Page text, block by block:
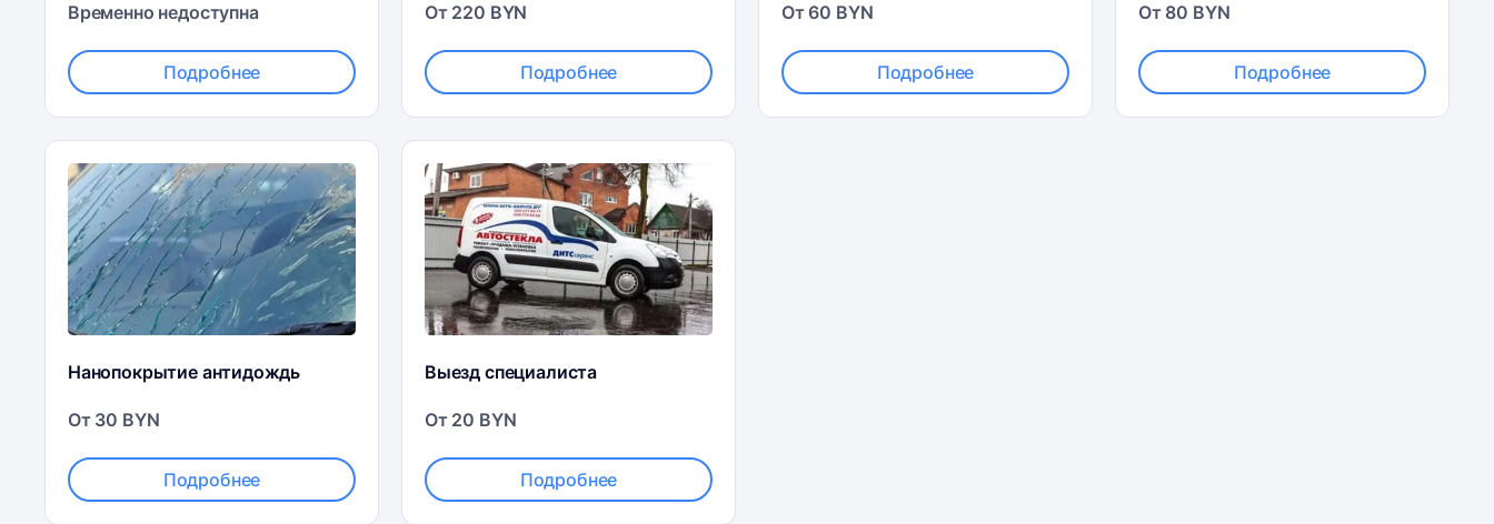
Временно недоступна
Подробнее
От 220 BYN
Подробнее
От 60 BYN
Подробнее
От 80 BYN
Подробнее
Нанопокрытие антидождь
От 30 BYN
Подробнее
Выезд специалиста
От 20 BYN
Подробнее